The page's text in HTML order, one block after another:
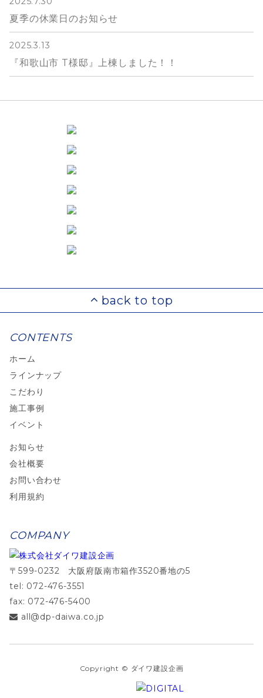
夏季の休業日のお知らせ
2025.3.13
『和歌山市 T様邸』上棟しました！！
CONTENTS
ホーム
ラインナップ
こだわり
施工事例
イベント
お知らせ
会社概要
お問い合わせ
利用規約
COMPANY
〒599-0232 大阪府阪南市箱作3520番地の5
tel: 072-476-3551
fax: 072-476-5400
all@dp-daiwa.co.jp
Copyright © ダイワ建設企画